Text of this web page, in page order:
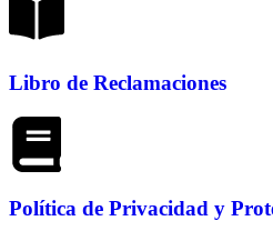
Libro de Reclamaciones
Política de Privacidad y